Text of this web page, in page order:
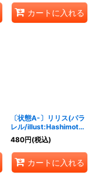
カートに入れる
〔状態A-〕リリス(パラ
レル/illust:Hashimoto
Q)【SR/P】{OP07-111}
480円(税込)
カートに入れる